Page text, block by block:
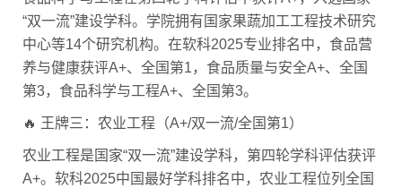
“双一流”建设学科。学院拥有国家果蔬加工工程技术研究
中心等14个研究机构。在软科2025专业排名中，食品营
养与健康获评A+、全国第1，食品质量与安全A+、全国
第3，食品科学与工程A+、全国第3。
🔥 王牌三：农业工程（A+/双一流/全国第1）
农业工程是国家“双一流”建设学科，第四轮学科评估获评
A+。软科2025中国最好学科排名中，农业工程位列全国